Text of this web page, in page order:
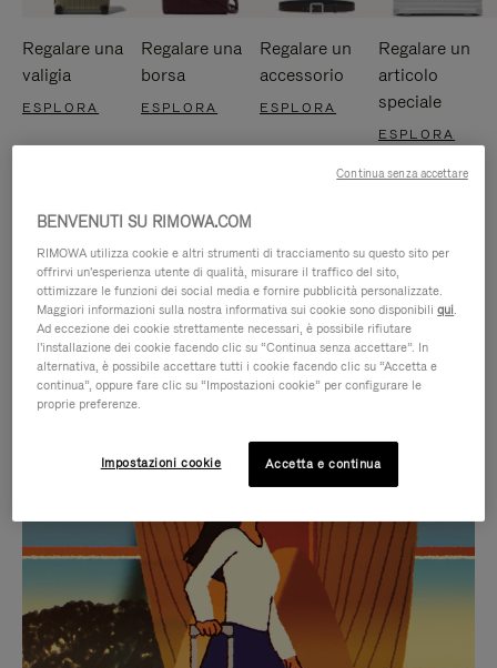
Regalare una
valigia
ESPLORA
Regalare una
borsa
ESPLORA
Regalare un
accessorio
ESPLORA
Regalare un
articolo
speciale
ESPLORA
NON
È
IN
PAUSA,
È
SILENZIATO,
PREMI
PER
SELEZIONI REGALO CURATE
Trova la compagna perfetta
per ogni viaggio
BENVENUTI SU RIMOWA.COM
RIMOWA utilizza cookie e altri strumenti di tracciamento su questo sito per
offrirvi un'esperienza utente di qualità, misurare il traffico del sito,
ottimizzare le funzioni dei social media e fornire pubblicità personalizzate.
Maggiori informazioni sulla nostra informativa sui cookie sono disponibiliqui.
Ad eccezione dei cookie strettamente necessari, è possibile rifiutare
l'installazione dei cookie facendo clic su “Continua senza accettare”. In
alternativa, è possibile accettare tutti i cookie facendo clic su “Accetta e
continua”, oppure fare clic su “Impostazioni cookie” per configurare le
proprie preferenze.
Impostazioni cookie Accetta e continua
Continua senza accettare